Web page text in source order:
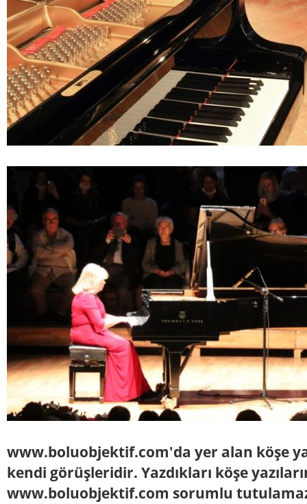
www.boluobjektif.com'da yer alan köşe
kendi görüşleridir. Yazdıkları köşe
www.boluobjektif.com sorumlu